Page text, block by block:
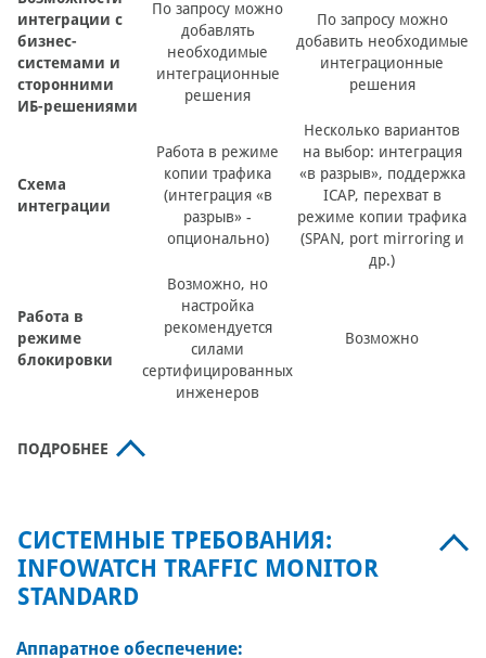
интеграции с
бизнес-
системами и
сторонними
ИБ-решениями
По запросу можно
добавлять
необходимые
интеграционные
решения
По запросу можно
добавить необходимые
интеграционные
решения
Схема
интеграции
Работа в режиме
копии трафика
(интеграция «в
разрыв» -
опционально)
Несколько вариантов
на выбор: интеграция
«в разрыв», поддержка
ICAP, перехват в
режиме копии трафика
(SPAN, port mirroring и
др.)
Работа в
режиме
блокировки
Возможно, но
настройка
рекомендуется
силами
сертифицированных
инженеров
Возможно
ПОДРОБНЕЕ
СИСТЕМНЫЕ ТРЕБОВАНИЯ:
INFOWATCH TRAFFIC MONITOR
STANDARD
Аппаратное обеспечение: